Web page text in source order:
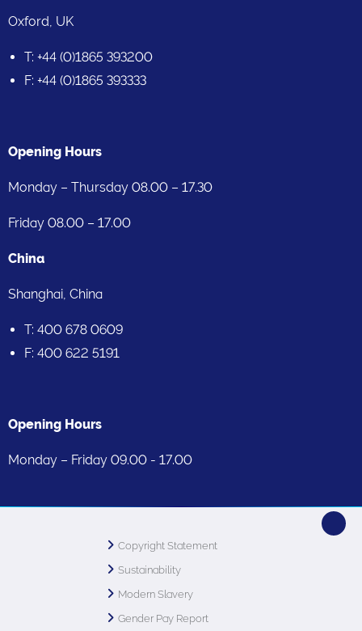
Oxford, UK
T: +44 (0)1865 393200
F: +44 (0)1865 393333
Opening Hours
Monday – Thursday 08.00 – 17.30
Friday 08.00 – 17.00
China
Shanghai, China
T: 400 678 0609
F: 400 622 5191
Opening Hours
Monday – Friday 09.00 - 17.00
Copyright Statement
Sustainability
Modern Slavery
Gender Pay Report